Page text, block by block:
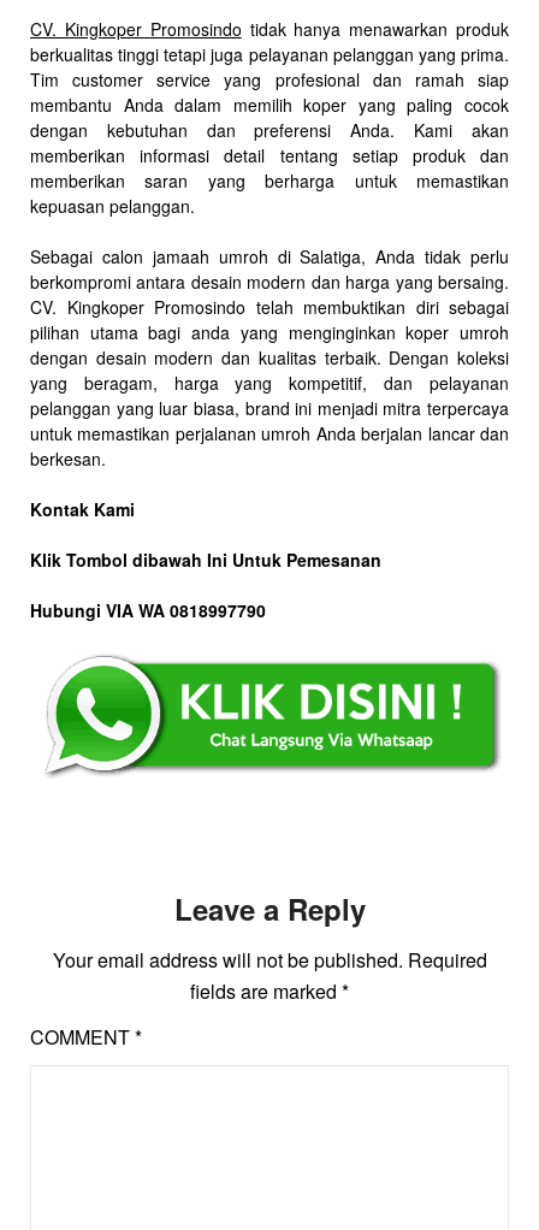
CV. Kingkoper Promosindo tidak hanya menawarkan produk
berkualitas tinggi tetapi juga pelayanan pelanggan yang prima.
Tim customer service yang profesional dan ramah siap
membantu Anda dalam memilih koper yang paling cocok
dengan kebutuhan dan preferensi Anda. Kami akan
memberikan informasi detail tentang setiap produk dan
memberikan saran yang berharga untuk memastikan
kepuasan pelanggan.
Sebagai calon jamaah umroh di Salatiga, Anda tidak perlu
berkompromi antara desain modern dan harga yang bersaing.
CV. Kingkoper Promosindo telah membuktikan diri sebagai
pilihan utama bagi anda yang menginginkan koper umroh
dengan desain modern dan kualitas terbaik. Dengan koleksi
yang beragam, harga yang kompetitif, dan pelayanan
pelanggan yang luar biasa, brand ini menjadi mitra terpercaya
untuk memastikan perjalanan umroh Anda berjalan lancar dan
berkesan.
Kontak Kami
Klik Tombol dibawah Ini Untuk Pemesanan
Hubungi VIA WA 0818997790
Leave a Reply
Your email address will not be published. Required
fields are marked *
COMMENT*